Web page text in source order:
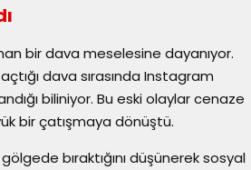
bir dava meselesine dayanıyor.
açtığı dava sırasında Instagram
biliniyor. Bu eski olaylar cenaze
bir çatışmaya dönüştü.
bıraktığını düşünerek sosyal